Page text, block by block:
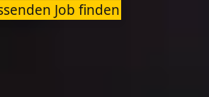
Job finden